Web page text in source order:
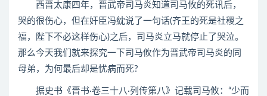
西晋太康四年，晋武帝司马炎知道司马攸的死讯后，
哭的很伤心，但在奸臣冯紞说了一句话(齐王的死是社稷之
福，陛下不必这样伤心)之后，司马炎立马就停止了哭泣。
那么今天我们就来探究一下司马攸作为晋武帝司马炎的同
母弟，为何最后却是忧病而死?
据史书《晋书·卷三十八·列传第八》记载司马攸：“少而